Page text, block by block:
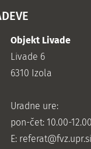
Objekt Livade
Livade 6
6310 Izola
Uradne ure:
pon-čet: 10.00-12.00
E: referat@fvz.upr.si